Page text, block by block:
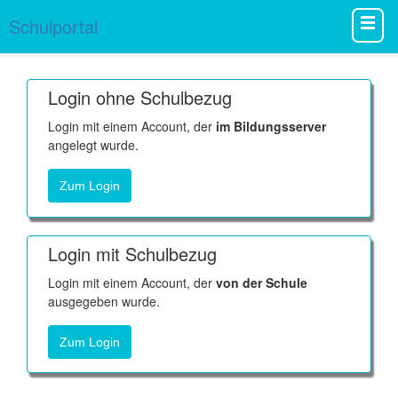
Schulportal
Login ohne Schulbezug
Login mit einem Account, der im Bildungsserver
angelegt wurde.
Zum Login
Login mit Schulbezug
Login mit einem Account, der von der Schule
ausgegeben wurde.
Zum Login